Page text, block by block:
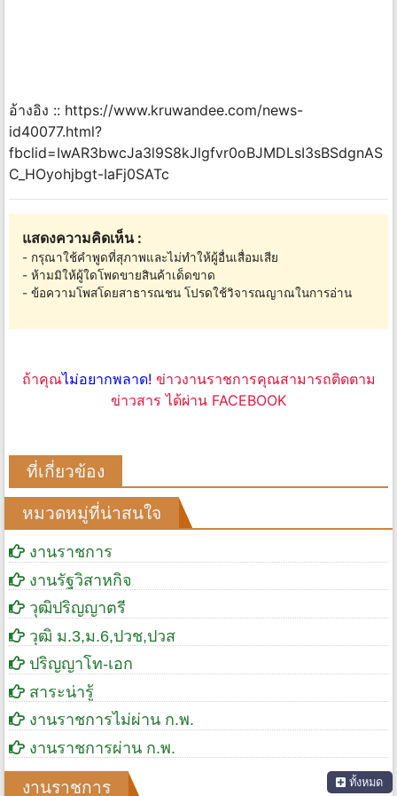
อ้างอิง :: https://www.kruwandee.com/news-
id40077.html?
fbclid=IwAR3bwcJa3l9S8kJlgfvr0oBJMDLsI3sBSdgnAS
C_HOyohjbgt-IaFj0SATc
แสดงความคิดเห็น :
- กรุณาใช้คำพูดที่สุภาพและไม่ทำให้ผู้อื่นเสื่อมเสีย
- ห้ามมิให้ผู้ใดโพดขายสินค้าเด็ดขาด
- ข้อความโพสโดยสาธารณชน โปรดใช้วิจารณญาณในการอ่าน
ถ้าคุณไม่อยากพลาด! ข่าวงานราชการคุณสามารถติดตาม
ข่าวสาร ได้ผ่าน FACEBOOK
ที่เกี่ยวข้อง
หมวดหมู่ที่น่าสนใจ
งานราชการ
งานรัฐวิสาหกิจ
วุฒิปริญญาตรี
วุฒิ ม.3,ม.6,ปวช,ปวส
ปริญญาโท-เอก
สาระน่ารู้
งานราชการไม่ผ่าน ก.พ.
งานราชการผ่าน ก.พ.
งานราชการ ทั้งหมด